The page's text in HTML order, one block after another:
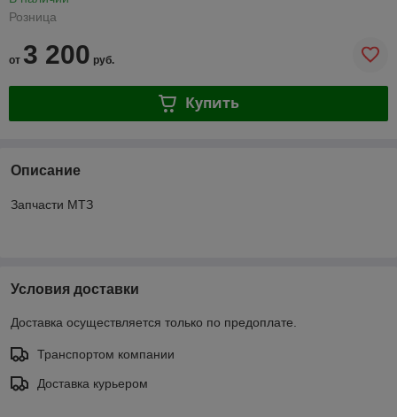
Розница
от 3 200 руб.
Купить
Описание
Запчасти МТЗ
Условия доставки
Доставка осуществляется только по предоплате.
Транспортом компании
Доставка курьером